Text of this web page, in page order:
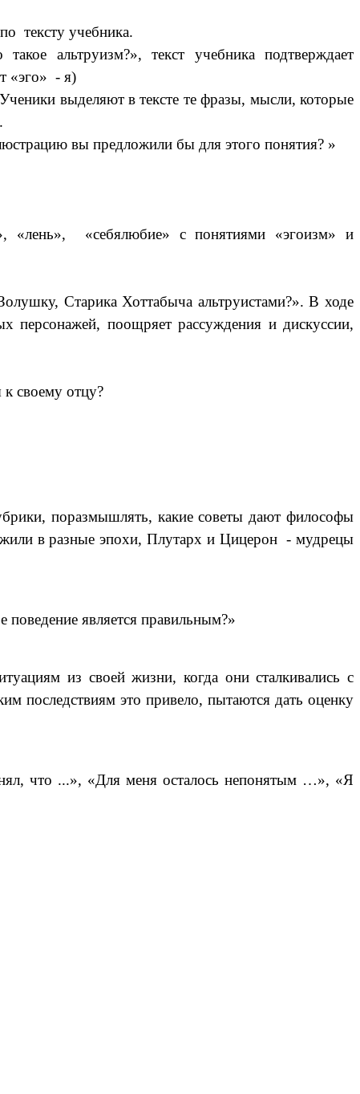
тексту учебника.
альтруизм?», текст учебника подтверждает
«эго» - я)
выделяют в тексте те фразы, мысли, которые
вы предложили бы для этого понятия? »
«лень», «себялюбие» с понятиями «эгоизм» и
Старика Хоттабыча альтруистами?». В ходе
персонажей, поощряет рассуждения и дискуссии,
своему отцу?
поразмышлять, какие советы дают философы
в разные эпохи, Плутарх и Цицерон - мудрецы
является правильным?»
из своей жизни, когда они сталкивались с
последствиям это привело, пытаются дать оценку
что ...», «Для меня осталось непонятым …», «Я